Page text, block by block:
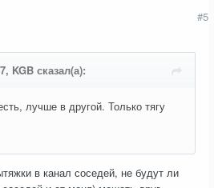
#5
KGB сказал(а):
лучше в другой. Только тягу
в канал соседей, не будут ли